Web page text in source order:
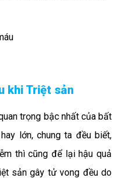
khi Triệt sản
trọng bậc nhất của bất
lớn, chung ta đều biết,
thì cũng để lại hậu quả
sản gây tử vong đều do